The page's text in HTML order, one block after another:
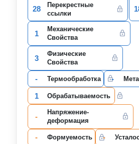
28
Перекрестные
ссылки
1
Механические
Свойства
3
Физические
Свойства
- Термообработка -
1 Oбрабатываемость
-
Напряжение-
деформация
- Формуемость -